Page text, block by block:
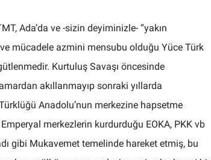
Ada’da ve -sizin deyiminizle- “yakın
mücadele azmini mensubu olduğu Yüce Türk
Kurtuluş Savaşı öncesinde
akıllanmayıp sonraki yıllarda
Anadolu’nun merkezine hapsetme
merkezlerin kurdurduğu EOKA, PKK vb
gibi Mukavemet temelinde hareket etmiş, bu